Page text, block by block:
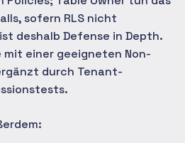
sofern RLS nicht
deshalb Defense in Depth.
mit einer geeigneten Non-
durch Tenant-